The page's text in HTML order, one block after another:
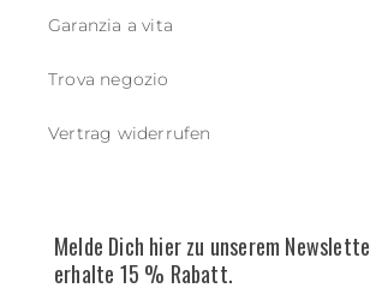
Garanzia a vita
Trova negozio
Vertrag widerrufen
Melde Dich hier zu unserem
erhalte 15 % Rabatt.